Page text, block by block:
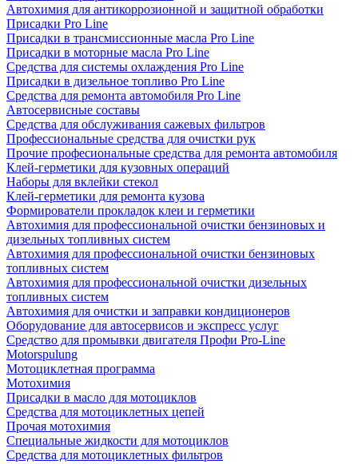
Автохимия для антикоррозионной и защитной обработки
Присадки Pro Line
Присадки в трансмиссионные масла Pro Line
Присадки в моторные масла Pro Line
Средства для системы охлаждения Pro Line
Присадки в дизельное топливо Pro Line
Средства для ремонта автомобиля Pro Line
Автосервисные составы
Средства для обслуживания сажевых фильтров
Профессиональные средства для очистки рук
Прочие професиональные средства для ремонта автомобиля
Клей-герметики для кузовных операций
Наборы для вклейки стекол
Клей-герметики для ремонта кузова
Формирователи прокладок клеи и герметики
Автохимия для профессиональной очистки бензиновых и
дизельных топливных систем
Автохимия для профессиональной очистки бензиновых
топливных систем
Автохимия для профессиональной очистки дизельных
топливных систем
Автохимия для очистки и заправки кондиционеров
Оборудование для автосервисов и экспресс услуг
Средство для промывки двигателя Профи Pro-Line
Motorspulung
Мотоциклетная программа
Мотохимия
Присадки в масло для мотоциклов
Средства для мотоциклетных цепей
Прочая мотохимия
Специальные жидкости для мотоциклов
Средства для мотоциклетных фильтров